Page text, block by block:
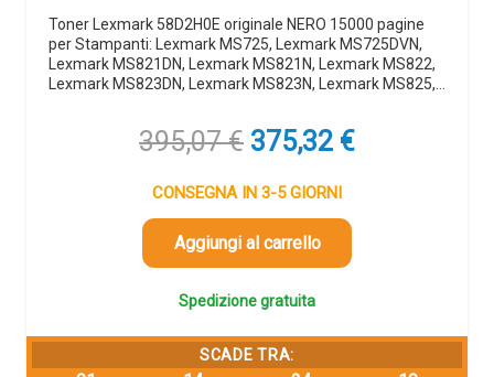
Toner Lexmark 58D2H0E originale NERO 15000 pagine
per Stampanti: Lexmark MS725, Lexmark MS725DVN,
Lexmark MS821DN, Lexmark MS821N, Lexmark MS822,
Lexmark MS823DN, Lexmark MS823N, Lexmark MS825,…
395,07€ Il
prezzo
originale
era:
395,07 €.
375,32 €Il
CONSEGNA IN 3-5 GIORNI
Aggiungi al carrello
Spedizione gratuita
SCADE TRA: